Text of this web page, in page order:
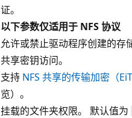
证。
以下参数仅适用于 NFS 协议
允许或禁止驱动程序创建的存
共享密钥访问。
支持 NFS 共享的传输加密（
览）。
挂载的文件夹权限。 默认值为